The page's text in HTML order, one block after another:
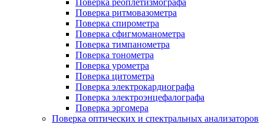
Поверка реоплетизмографа
Поверка ритмовазометра
Поверка спирометра
Поверка сфигмоманометра
Поверка тимпанометра
Поверка тонометра
Поверка урометра
Поверка цитометра
Поверка электрокардиографа
Поверка электроэнцефалографа
Поверка эргомера
Поверка оптических и спектральных анализаторов